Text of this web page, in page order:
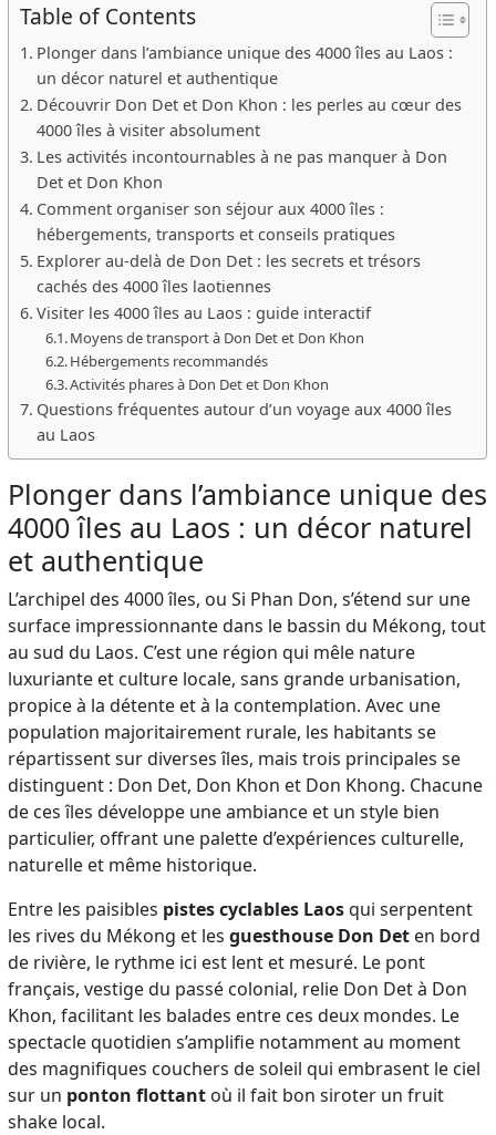
Table of Contents
Plonger dans l’ambiance unique des 4000 îles au Laos :
un décor naturel et authentique
Découvrir Don Det et Don Khon : les perles au cœur des
4000 îles à visiter absolument
Les activités incontournables à ne pas manquer à Don
Det et Don Khon
Comment organiser son séjour aux 4000 îles :
hébergements, transports et conseils pratiques
Explorer au-delà de Don Det : les secrets et trésors
cachés des 4000 îles laotiennes
Visiter les 4000 îles au Laos : guide interactif
Moyens de transport à Don Det et Don Khon
Hébergements recommandés
Activités phares à Don Det et Don Khon
Questions fréquentes autour d’un voyage aux 4000 îles
au Laos
Plonger dans l’ambiance unique des
4000 îles au Laos : un décor naturel
et authentique
L’archipel des 4000 îles, ou Si Phan Don, s’étend sur une
surface impressionnante dans le bassin du Mékong, tout
au sud du Laos. C’est une région qui mêle nature
luxuriante et culture locale, sans grande urbanisation,
propice à la détente et à la contemplation. Avec une
population majoritairement rurale, les habitants se
répartissent sur diverses îles, mais trois principales se
distinguent : Don Det, Don Khon et Don Khong. Chacune
de ces îles développe une ambiance et un style bien
particulier, offrant une palette d’expériences culturelle,
naturelle et même historique.
Entre les paisibles pistes cyclables Laosqui serpentent
les rives du Mékong et lesguesthouse Don Det en bord
de rivière, le rythme ici est lent et mesuré. Le pont
français, vestige du passé colonial, relie Don Det à Don
Khon, facilitant les balades entre ces deux mondes. Le
spectacle quotidien s’amplifie notamment au moment
des magnifiques couchers de soleil qui embrasent le ciel
sur un ponton flottant où il fait bon siroter un fruit
shake local.